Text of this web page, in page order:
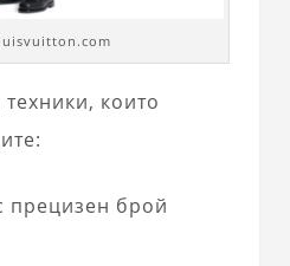
които
брой